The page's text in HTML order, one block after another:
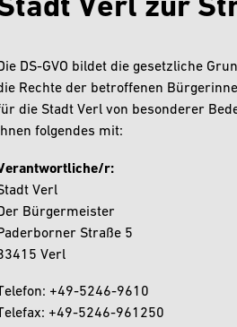
Verl zur
DS-GVO bildet die gesetzliche
Rechte der betroffenen
die Stadt Verl von besonderer
Ihnen folgendes mit:
r:
Verl
Bürgermeister
Straße 5
Verl
+49-5246-9610
+49-5246-961250